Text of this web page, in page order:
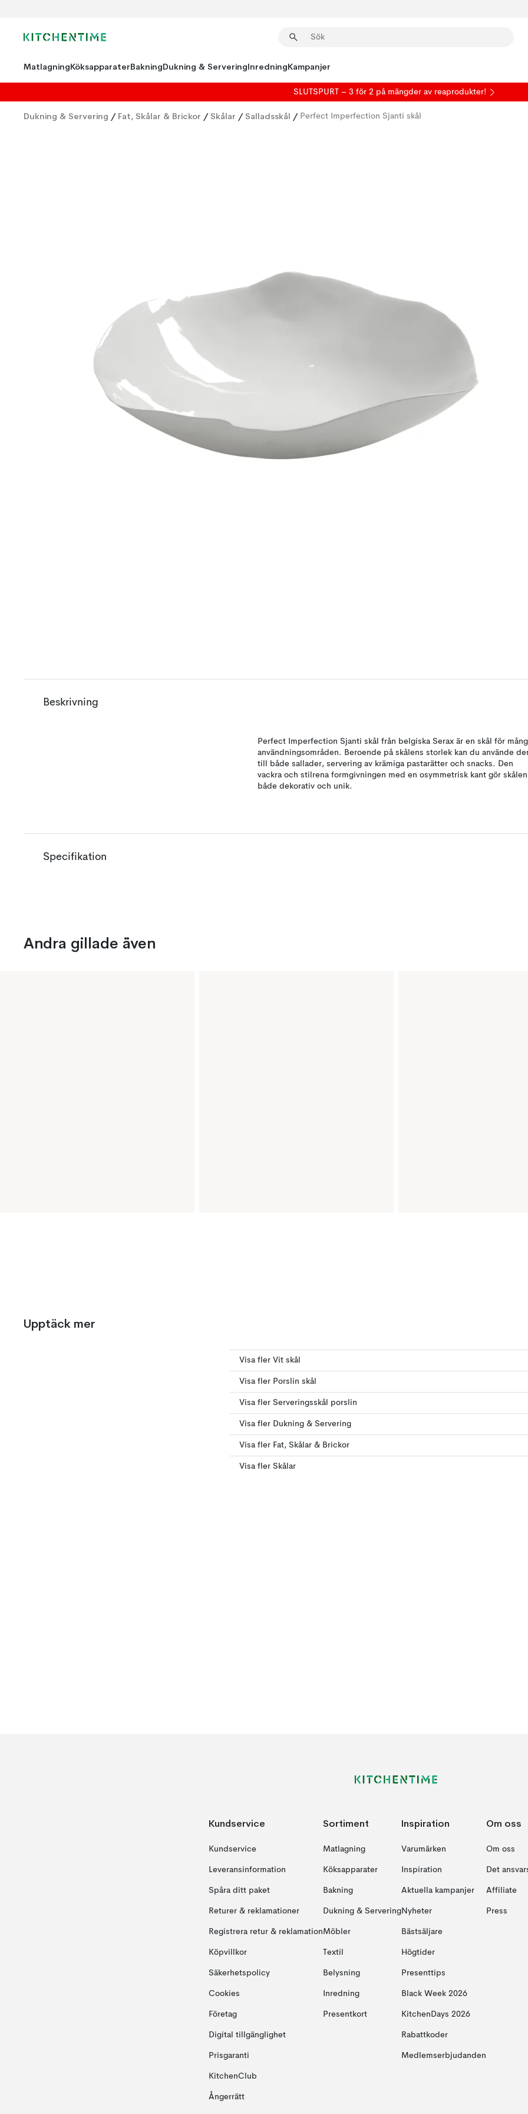
MatlagningKöksapparaterBakningDukning & ServeringInredningKampanjer
SLUTSPURT – 3 för 2 på mängder av reaprodukter!
Dukning & Servering / Fat, Skålar & Brickor / Skålar / Salladsskål / Perfect Imperfection Sjanti skål
Beskrivning
Perfect Imperfection Sjanti skål från belgiska Serax är en skål för
användningsområden. Beroende på skålens storlek kan du använde
till både sallader, servering av krämiga pastarätter och snacks. Den
vackra och stilrena formgivningen med en osymmetrisk kant gör skålen
både dekorativ och unik.
Specifikation
Andra gillade även
Upptäck mer
Visa fler Vit skål
Visa fler Porslin skål
Visa fler Serveringsskål porslin
Visa fler Dukning & Servering
Visa fler Fat, Skålar & Brickor
Visa fler Skålar
Kundservice
Kundservice
Leveransinformation
Spåra ditt paket
Returer & reklamationer
Registrera retur & reklamation
Köpvillkor
Säkerhetspolicy
Cookies
Företag
Digital tillgänglighet
Prisgaranti
KitchenClub
Ångerrätt
Sortiment
Matlagning
Köksapparater
Bakning
Dukning & Servering
Möbler
Textil
Belysning
Inredning
Presentkort
Inspiration
Varumärken
Inspiration
Aktuella kampanjer
Nyheter
Bästsäljare
Högtider
Presenttips
Black Week 2026
KitchenDays 2026
Rabattkoder
Medlemserbjudanden
Om oss
Om oss
Det
Affiliate
Press